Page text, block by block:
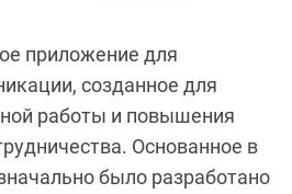
приложение для
созданное для
работы и повышения
Основанное в
было разработано